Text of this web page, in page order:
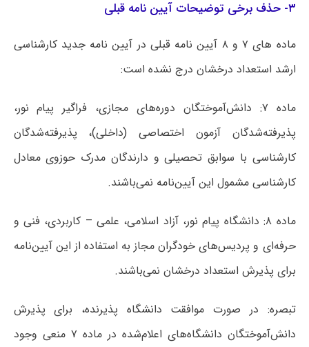
۳- حذف برخی توضیحات آیین نامه قبلی
ماده های ۷ و ۸ آیین نامه قبلی در آیین نامه جدید کارشناسی
ارشد استعداد درخشان درج نشده است:
ماده ۷: دانش‌آموختگان دوره‌های مجازی، فراگیر پیام نور،
پذیرفته‌شدگان آزمون اختصاصی (داخلی)، پذیرفته‌شدگان
کارشناسی با سوابق تحصیلی و دارندگان مدرک حوزوی معادل
کارشناسی مشمول این آیین‌نامه نمی‌باشند.
ماده ۸: دانشگاه پیام نور، آزاد اسلامی، علمی – کاربردی، فنی و
حرفه‌ای و پردیس‌های خودگران مجاز به استفاده از این آیین‌نامه
برای پذیرش استعداد درخشان نمی‌باشند.
تبصره: در صورت موافقت دانشگاه پذیرنده، برای پذیرش
دانش‌آموختگان دانشگاه‌های اعلام‌شده در ماده ۷ منعی وجود